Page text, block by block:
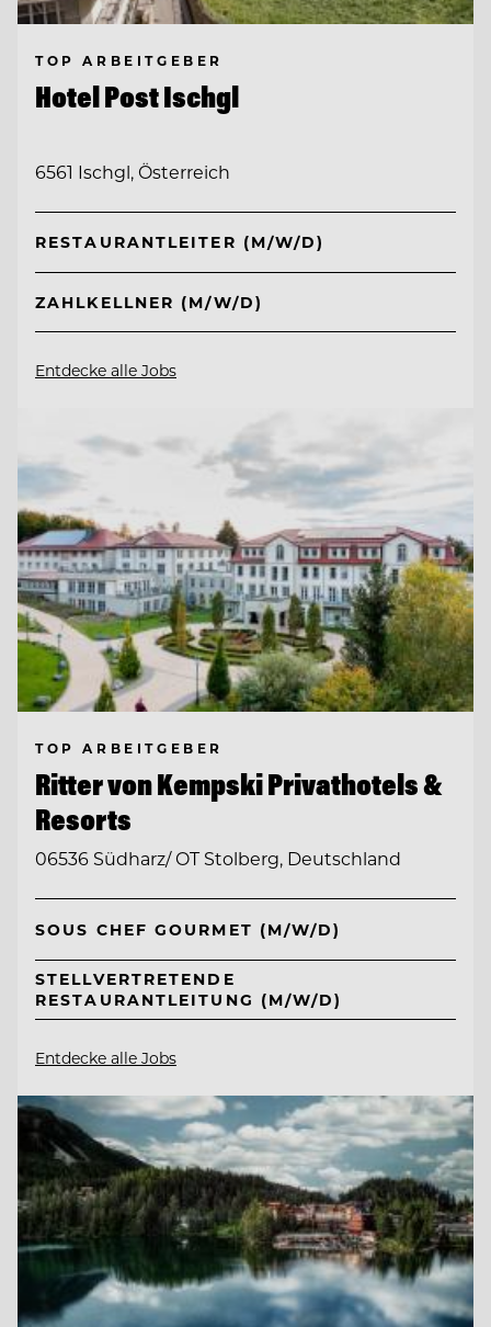
TOP ARBEITGEBER
Hotel Post Ischgl
6561 Ischgl, Österreich
RESTAURANTLEITER (M/W/D)
ZAHLKELLNER (M/W/D)
Entdecke alle Jobs
TOP ARBEITGEBER
Ritter von Kempski Privathotels &
Resorts
06536 Südharz/ OT Stolberg, Deutschland
SOUS CHEF GOURMET (M/W/D)
STELLVERTRETENDE
RESTAURANTLEITUNG (M/W/D)
Entdecke alle Jobs